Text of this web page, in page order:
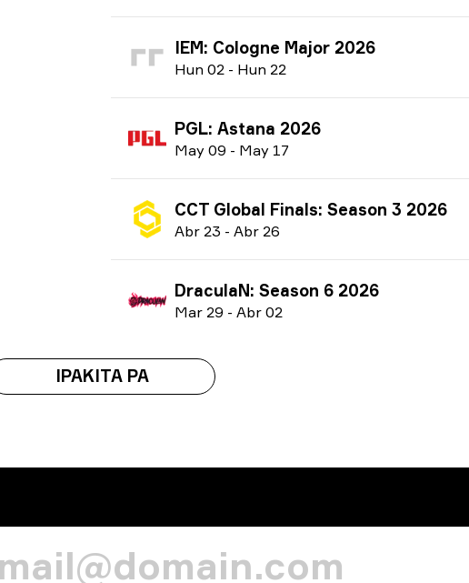
IEM: Cologne Major 2026
Hun 02 - Hun 22
PGL: Astana 2026
May 09 - May 17
CCT Global Finals: Season 3 2026
Abr 23 - Abr 26
DraculaN: Season 6 2026
Mar 29 - Abr 02
IPAKITA PA